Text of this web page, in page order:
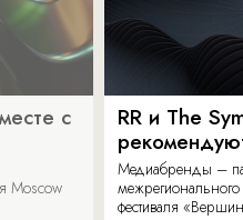
с
Moscow
RR и The
Медиабренды –
межрегионального
фестиваля